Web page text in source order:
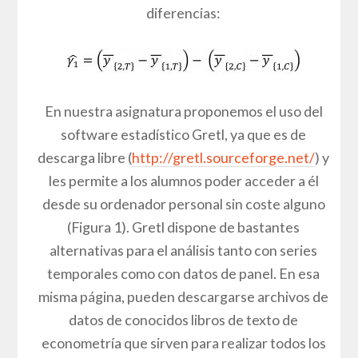
diferencias:
En nuestra asignatura proponemos el uso del
software estadístico Gretl, ya que es de
descarga libre (http://gretl.sourceforge.net/) y
les permite a los alumnos poder acceder a él
desde su ordenador personal sin coste alguno
(Figura 1). Gretl dispone de bastantes
alternativas para el análisis tanto con series
temporales como con datos de panel. En esa
misma página, pueden descargarse archivos de
datos de conocidos libros de texto de
econometría que sirven para realizar todos los